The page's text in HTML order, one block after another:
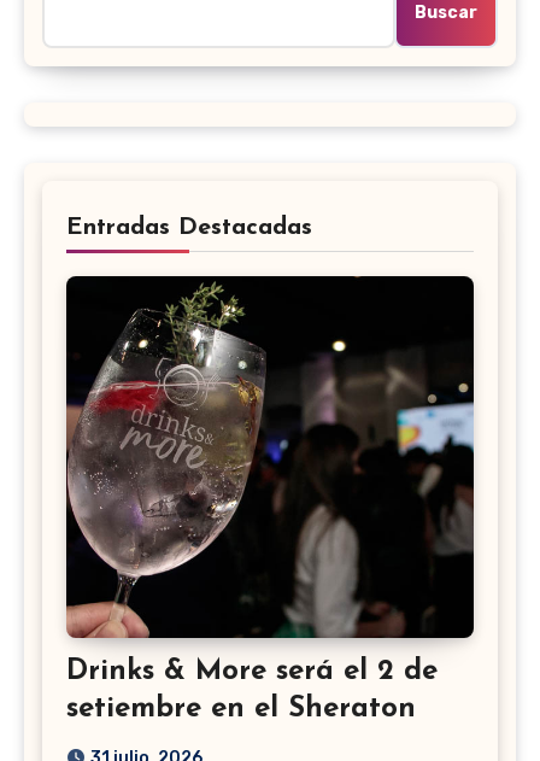
Buscar
Entradas Destacadas
Drinks & More será el 2 de
setiembre en el Sheraton